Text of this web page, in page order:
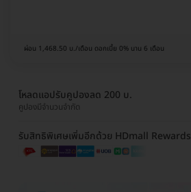
ผ่อน 1,468.50 บ./เดือน ดอกเบี้ย 0% นาน 6 เดือน
โหลดแอปรับคูปองลด 200 บ.
คูปองมีจำนวนจำกัด
รับสิทธิพิเศษเพิ่มอีกด้วย HDmall Rewards